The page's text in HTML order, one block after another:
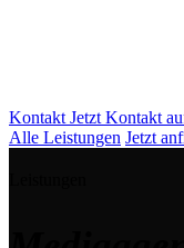
Kontakt Jetzt Kontakt
Alle Leistungen Jetzt